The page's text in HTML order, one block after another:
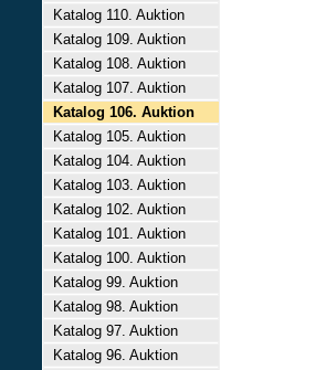
Katalog 110. Auktion
Katalog 109. Auktion
Katalog 108. Auktion
Katalog 107. Auktion
Katalog 106. Auktion
Katalog 105. Auktion
Katalog 104. Auktion
Katalog 103. Auktion
Katalog 102. Auktion
Katalog 101. Auktion
Katalog 100. Auktion
Katalog 99. Auktion
Katalog 98. Auktion
Katalog 97. Auktion
Katalog 96. Auktion